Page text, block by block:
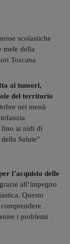
scolastiche
mele della
Toscana
ai tumori,
del territorio
nei menù
fino ai nidi di
Salute”
l’acquisto delle
grazie all’impegno
Questo
i problemi